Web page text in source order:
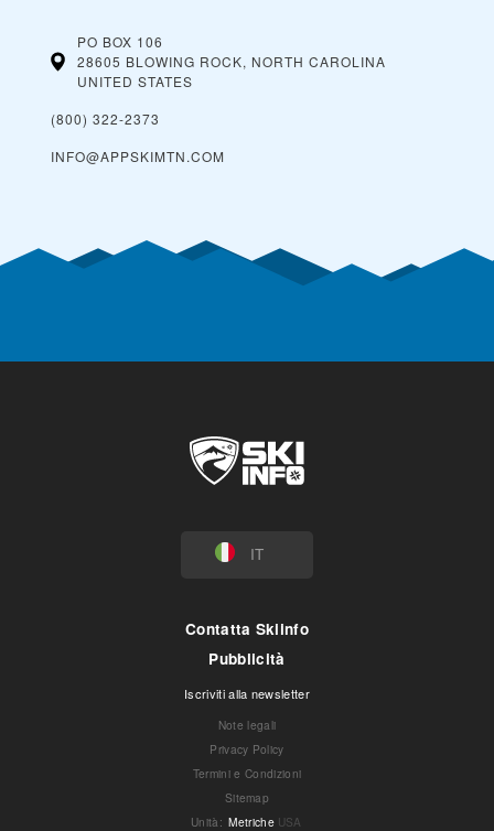
PO BOX 106
28605 BLOWING ROCK, NORTH CAROLINA
UNITED STATES
(800) 322-2373
INFO@APPSKIMTN.COM
IT
Contatta Skiinfo
Pubblicità
Iscriviti alla newsletter
Note legali
Privacy Policy
Termini e Condizioni
Sitemap
Unità : Metriche USA